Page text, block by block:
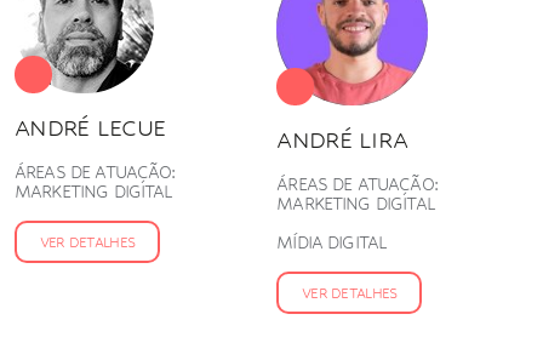
ANDRÉ LECUE
ÁREAS DE ATUAÇÃO:
MARKETING DIGITAL
VER DETALHES
ANDRÉ LIRA
ÁREAS DE ATUAÇÃO:
MARKETING DIGITAL
MÍDIA DIGITAL
VER DETALHES